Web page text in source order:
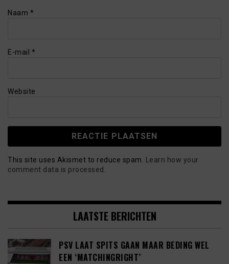
Naam *
E-mail *
Website
This site uses Akismet to reduce spam. Learn how your
comment data is processed.
LAATSTE BERICHTEN
PSV LAAT SPITS GAAN MAAR BEDING WEL
EEN ‘MATCHINGRIGHT’